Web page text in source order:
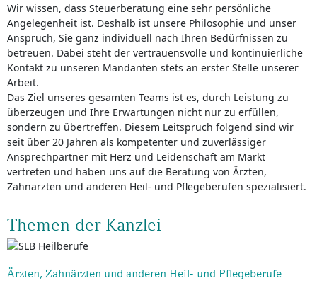
Wir wissen, dass Steuerberatung eine sehr persönliche
Angelegenheit ist. Deshalb ist unsere Philosophie und unser
Anspruch, Sie ganz individuell nach Ihren Bedürfnissen zu
betreuen. Dabei steht der vertrauensvolle und kontinuierliche
Kontakt zu unseren Mandanten stets an erster Stelle unserer
Arbeit.
Das Ziel unseres gesamten Teams ist es, durch Leistung zu
überzeugen und Ihre Erwartungen nicht nur zu erfüllen,
sondern zu übertreffen. Diesem Leitspruch folgend sind wir
seit über 20 Jahren als kompetenter und zuverlässiger
Ansprechpartner mit Herz und Leidenschaft am Markt
vertreten und haben uns auf die Beratung von Ärzten,
Zahnärzten und anderen Heil- und Pflegeberufen spezialisiert.
Themen der Kanzlei
Ärzten, Zahnärzten und anderen Heil- und Pflegeberufe